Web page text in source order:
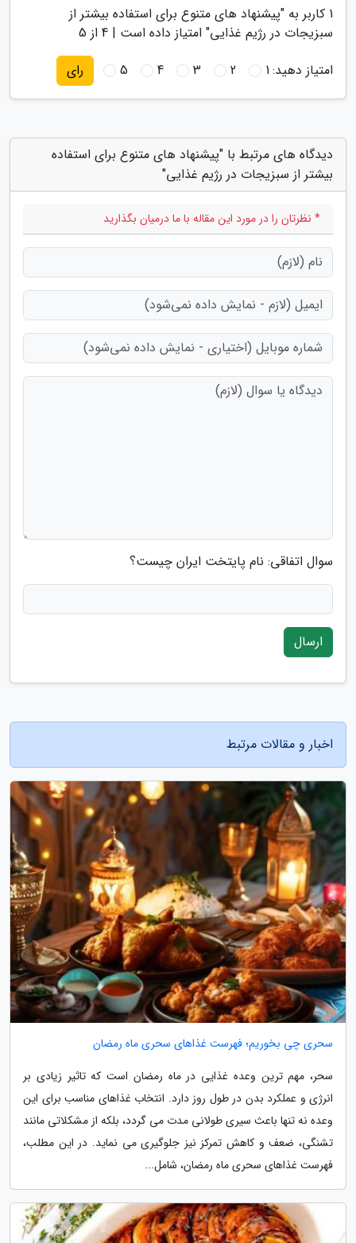
1 کاربر به "پیشنهاد های متنوع برای استفاده بیشتر از
سبزیجات در رژیم غذایی" امتیاز داده است | 4 از 5
امتیاز دهید:1
2
3
4
5 رای
دیدگاه های مرتبط با "پیشنهاد های متنوع برای استفاده
بیشتر از سبزیجات در رژیم غذایی"
* نظرتان را در مورد این مقاله با ما درمیان بگذارید
سوال اتفاقی: نام پایتخت ایران چیست؟
ارسال
اخبار و مقالات مرتبط
سحری چی بخوریم؛ فهرست غذاهای سحری ماه رمضان
سحر، مهم ترین وعده غذایی در ماه رمضان است که تاثیر زیادی بر
انرژی و عملکرد بدن در طول روز دارد. انتخاب غذاهای مناسب برای این
وعده نه تنها باعث سیری طولانی مدت می گردد، بلکه از مشکلاتی مانند
تشنگی، ضعف و کاهش تمرکز نیز جلوگیری می نماید. در این مطلب،
فهرست غذاهای سحری ماه رمضان، شامل...